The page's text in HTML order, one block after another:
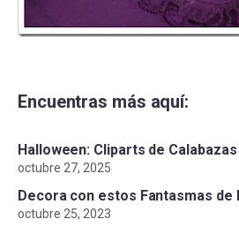
Encuentras más aquí:
Halloween: Cliparts de
octubre 27, 2025
Decora con estos Fantasmas de
octubre 25, 2023